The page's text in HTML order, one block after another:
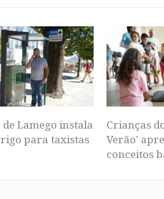
Lamego instala
para taxistas
Crianças
Verão’
conceitos